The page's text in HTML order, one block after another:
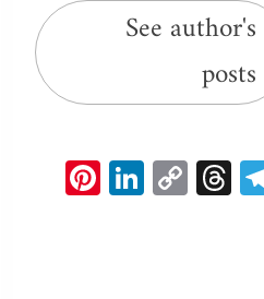
See author's
posts
Telegram
Threads
Copy